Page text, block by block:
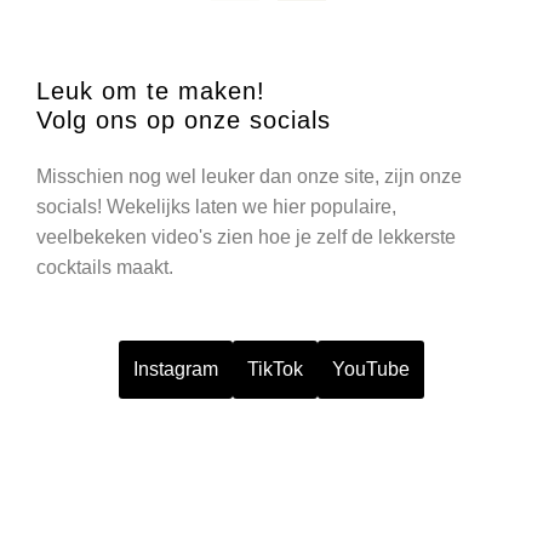
Leuk om te maken!
Volg ons op onze socials
Misschien nog wel leuker dan onze site, zijn onze
socials! Wekelijks laten we hier populaire,
veelbekeken video's zien hoe je zelf de lekkerste
cocktails maakt.
Instagram TikTok YouTube